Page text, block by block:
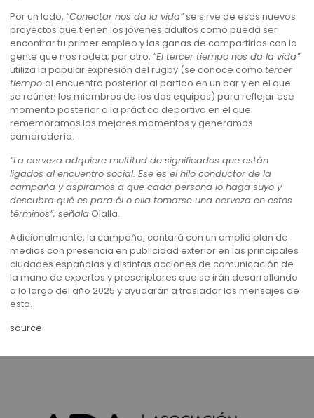
Por un lado, “Conectar nos da la vida”se sirve de esos nuevos
proyectos que tienen los jóvenes adultos como pueda ser
encontrar tu primer empleo y las ganas de compartirlos con la
gente que nos rodea; por otro, “El tercer tiempo nos da la vida”
utiliza la popular expresión del rugby (se conoce como tercer
tiempoal encuentro posterior al partido en un bar y en el que
se reúnen los miembros de los dos equipos) para reflejar ese
momento posterior a la práctica deportiva en el que
rememoramos los mejores momentos y generamos
camaradería.
“La cerveza adquiere multitud de significados que están
ligados al encuentro social. Ese es el hilo conductor de la
campaña y aspiramos a que cada persona lo haga suyo y
descubra qué es para él o ella tomarse una cerveza en estos
términos”, señalaOlalla.
Adicionalmente, la campaña, contará con un amplio plan de
medios con presencia en publicidad exterior en las principales
ciudades españolas y distintas acciones de comunicación de
la mano de expertos y prescriptores que se irán desarrollando
a lo largo del año 2025 y ayudarán a trasladar los mensajes de
esta.
source